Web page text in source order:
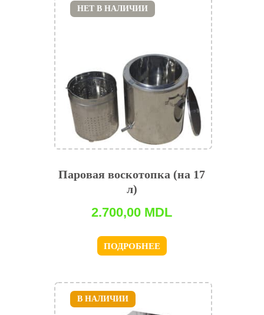
Паровая воскотопка (на 17
л)
2.700,00 MDL
ПОДРОБНЕЕ
НЕТ В НАЛИЧИИ
В НАЛИЧИИ